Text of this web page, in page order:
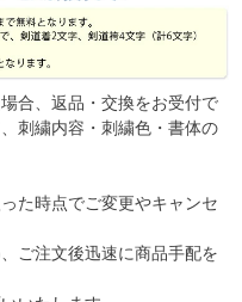
合、返品・交換をお受付で
刺繍内容・刺繍色・書体の
た時点でご変更やキャンセ
ご注文後迅速に商品手配を